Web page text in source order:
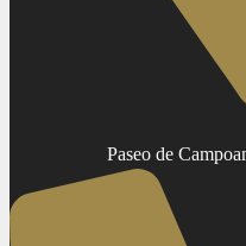
Paseo de